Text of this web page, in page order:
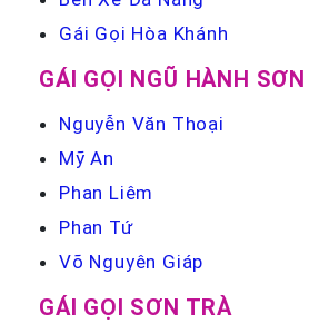
Gái Gọi Hòa Khánh
GÁI GỌI NGŨ HÀNH SƠN
Nguyễn Văn Thoại
Mỹ An
Phan Liêm
Phan Tứ
Võ Nguyên Giáp
GÁI GỌI SƠN TRÀ